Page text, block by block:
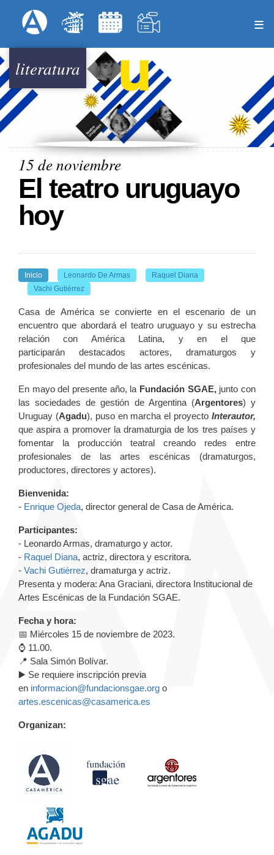
al
Menú Superior
literatura
15 de noviembre
El teatro uruguayo
hoy
Inicio Leonardo De Armas
Raquel Diana
Vachi Gutiérrez
Casa de América se convierte en el escenario de un
encuentro que abordará el teatro uruguayo y su estrecha
relación con América Latina, y en el que
participarán destacados actores, dramaturgos y
profesionales del mundo de las artes escénicas.
En mayo del presente año, la Fundación SGAE,junto con
las sociedades de gestión de Argentina (Argentores) y
Uruguay (Agadu), puso en marcha el proyectoInterautor,
que aspira a promover la dramaturgia de los tres países y
fomentar la producción teatral creando redes entre
profesionales de las artes escénicas (dramaturgos,
productores, directores y actores).
Bienvenida:
- Enrique Ojeda, director general de Casa de América.
Participantes:
- Leonardo Armas, dramaturgo y actor.
- Raquel Diana, actriz, directora y escritora.
- Vachi Gutiérrez, dramaturga y actriz.
Presenta y modera: Ana Graciani, directora Institucional de
Artes Escénicas de la Fundación SGAE.
Fecha y hora:
📅 Miércoles 15 de noviembre de 2023.
⌚️ 11.00.
📍 Sala Simón Bolívar.
▶️ Se requiere inscripción previa
en informacion@fundacionsgae.org o
artes.escenicas@casamerica.es
Organizan: